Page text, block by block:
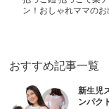
ン！おしゃれママのお
おすすめ記事一覧
新生児
ンパク